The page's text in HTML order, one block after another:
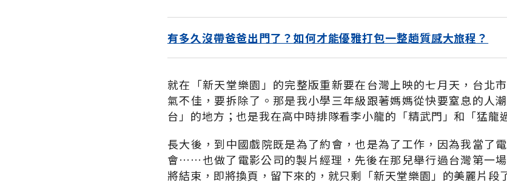
有多久沒帶爸爸出門了？如何才能優雅打包一整趟質感大旅程？
就在「新天堂樂園」的完整版重新要在台灣上映的七月天，台北
氣不佳，要拆除了。那是我小學三年級跟著媽媽從快要窒息的人
台」的地方；也是我在高中時排隊看李小龍的「精武門」和「猛龍
長大後，到中國戲院既是為了約會，也是為了工作，因為我當了
會……也做了電影公司的製片經理，先後在那兒舉行過台灣第一
將結束，即將換頁，留下來的，就只剩「新天堂樂園」的美麗片段